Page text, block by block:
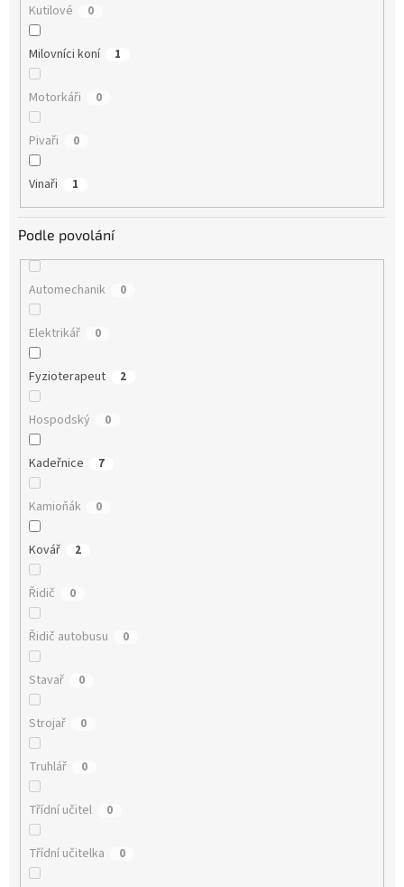
Kutilové 0
Milovníci koní 1
Motorkáři 0
Pivaři 0
Vinaři 1
Podle povolání
Automechanik 0
Elektrikář 0
Fyzioterapeut 2
Hospodský 0
Kadeřnice 7
Kamioňák 0
Kovář 2
Řidič 0
Řidič autobusu 0
Stavař 0
Strojař 0
Truhlář 0
Třídní učitel 0
Třídní učitelka 0